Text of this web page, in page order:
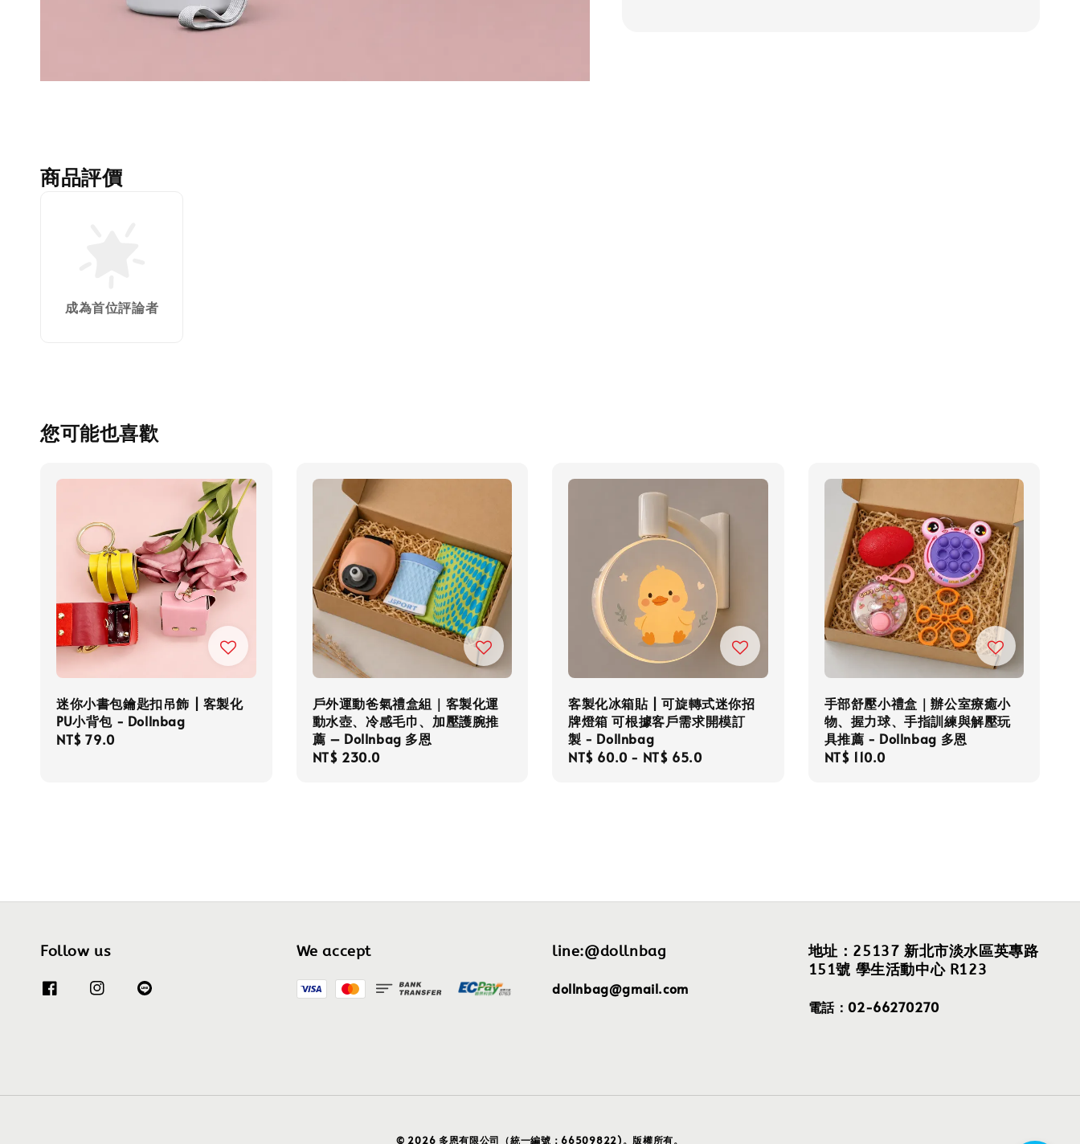
商品評價
成為首位評論者
您可能也喜歡
迷你小書包鑰匙扣吊飾 | 客製化
PU小背包 - Dollnbag
Regular
NT$ 79.0
戶外運動爸氣禮盒組｜客製化運
動水壺、冷感毛巾、加壓護腕推
薦 – Dollnbag 多恩
Regular
NT$ 230.0
客製化冰箱貼 | 可旋轉式迷你招
牌燈箱 可根據客戶需求開模訂
製 - Dollnbag
Regular
NT$ 60.0 - NT$ 65.0
手部舒壓小禮盒｜辦公室療癒小
物、握力球、手指訓練與解壓玩
具推薦 - Dollnbag 多恩
Regular
NT$ 110.0
Follow us We accept line:@dollnbag
dollnbag@gmail.com
地址：25137 新北市淡水區英專路
151號 學生活動中心 R123
電話：02-66270270
© 2026 多恩有限公司（統一編號：66509822)。版權所有。